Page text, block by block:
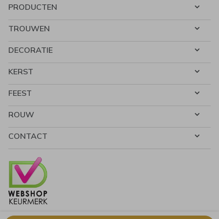
PRODUCTEN
TROUWEN
DECORATIE
KERST
FEEST
ROUW
CONTACT